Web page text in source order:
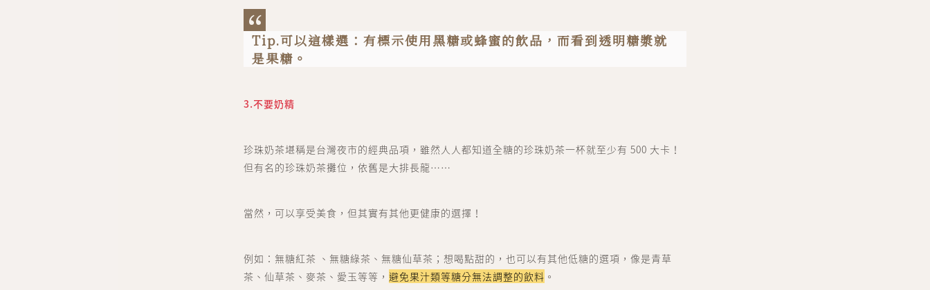
Tip.可以這樣選：有標示使用黑糖或蜂蜜的飲品，而看到透明糖漿就
是果糖。
3.不要奶精
珍珠奶茶堪稱是台灣夜市的經典品項，雖然人人都知道全糖的珍珠奶茶一杯就至少有 500 大卡！
但有名的珍珠奶茶攤位，依舊是大排長龍……
當然，可以享受美食，但其實有其他更健康的選擇！
例如：無糖紅茶 、無糖綠茶、無糖仙草茶；想喝點甜的，也可以有其他低糖的選項，像是青草
茶、仙草茶、麥茶、愛玉等等， 避免果汁類等糖分無法調整的飲料 。